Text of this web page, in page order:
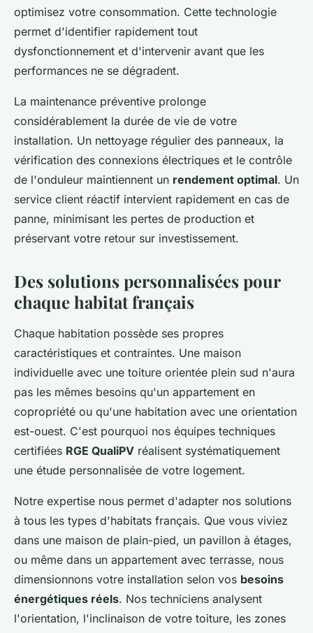
optimisez votre consommation. Cette technologie
permet d'identifier rapidement tout
dysfonctionnement et d'intervenir avant que les
performances ne se dégradent.
La maintenance préventive prolonge
considérablement la durée de vie de votre
installation. Un nettoyage régulier des panneaux, la
vérification des connexions électriques et le contrôle
de l'onduleur maintiennent un rendement optimal. Un
service client réactif intervient rapidement en cas de
panne, minimisant les pertes de production et
préservant votre retour sur investissement.
Des solutions personnalisées pour
chaque habitat français
Chaque habitation possède ses propres
caractéristiques et contraintes. Une maison
individuelle avec une toiture orientée plein sud n'aura
pas les mêmes besoins qu'un appartement en
copropriété ou qu'une habitation avec une orientation
est-ouest. C'est pourquoi nos équipes techniques
certifiées RGE QualiPV réalisent systématiquement
une étude personnalisée de votre logement.
Notre expertise nous permet d'adapter nos solutions
à tous les types d'habitats français. Que vous viviez
dans une maison de plain-pied, un pavillon à étages,
ou même dans un appartement avec terrasse, nous
dimensionnons votre installation selon vos besoins
énergétiques réels. Nos techniciens analysent
l'orientation, l'inclinaison de votre toiture, les zones